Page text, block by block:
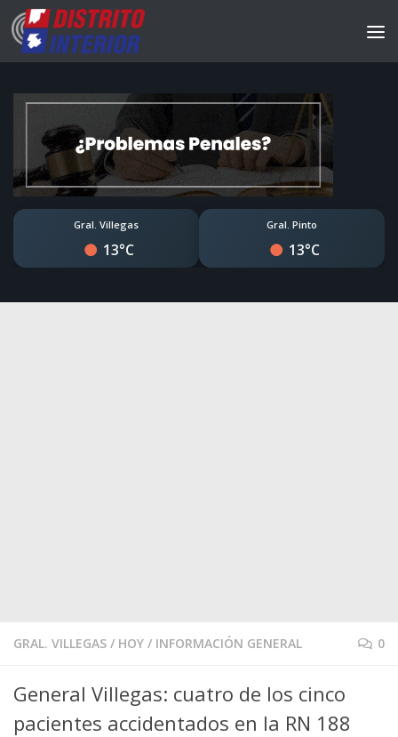
Gral. Villegas
13°C
Gral. Pinto
13°C
GRAL. VILLEGAS / HOY / INFORMACIÓN GENERAL 0
General Villegas: cuatro de los cinco
pacientes accidentados en la RN 188